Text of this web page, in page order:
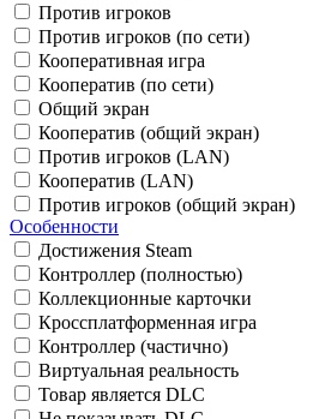
Против игроков
Против игроков (по сети)
Кооперативная игра
Кооператив (по сети)
Общий экран
Кооператив (общий экран)
Против игроков (LAN)
Кооператив (LAN)
Против игроков (общий экран)
Особенности
Достижения Steam
Контроллер (полностью)
Коллекционные карточки
Кроссплатформенная игра
Контроллер (частично)
Виртуальная реальность
Товар является DLC